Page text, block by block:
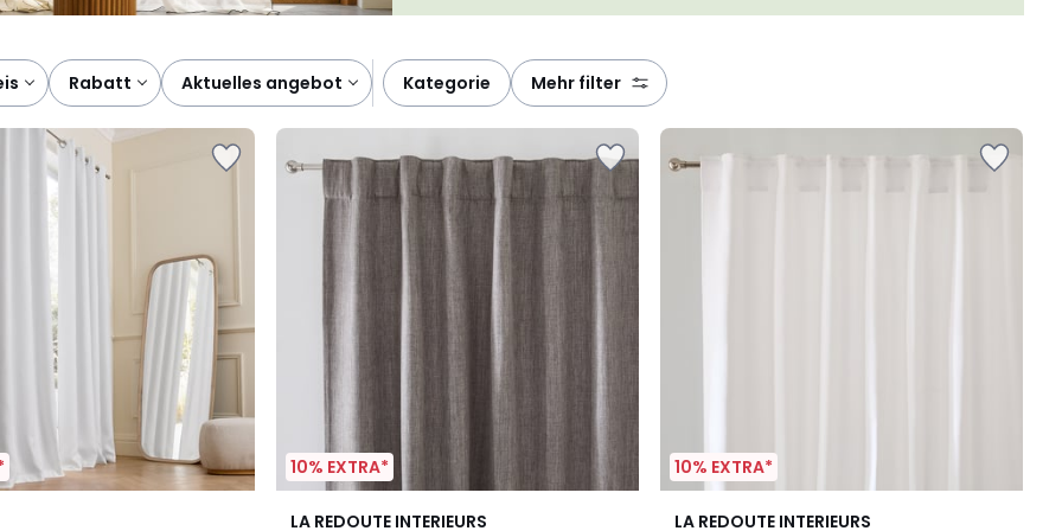
rabatt aktuelles angebot kategorie mehr filter
10% EXTRA*
LA REDOUTE INTERIEURS
4,4
3
10% EXTRA*
LA REDOUTE INTERIEURS
3,9
6